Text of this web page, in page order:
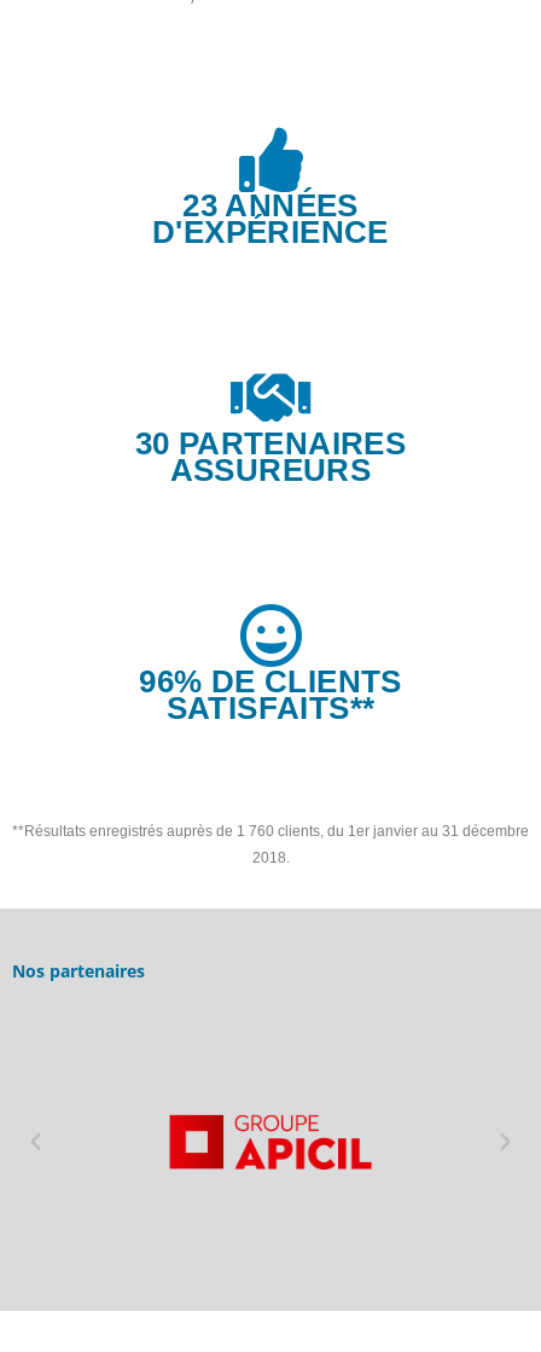
23 ANNÉES
D'EXPÉRIENCE
30 PARTENAIRES
ASSUREURS
96% DE CLIENTS
SATISFAITS**
**Résultats enregistrés auprès de 1 760 clients, du 1er janvier au 31 décembre
2018.
Nos partenaires